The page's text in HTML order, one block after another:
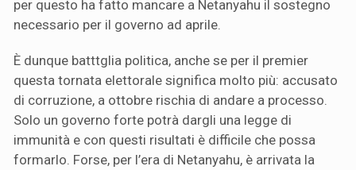
per questo ha fatto mancare a Netanyahu il sostegno
necessario per il governo ad aprile.
È dunque batttglia politica, anche se per il premier
questa tornata elettorale significa molto più: accusato
di corruzione, a ottobre rischia di andare a processo.
Solo un governo forte potrà dargli una legge di
immunità e con questi risultati è difficile che possa
formarlo. Forse, per l’era di Netanyahu, è arrivata la